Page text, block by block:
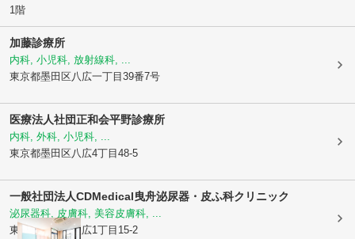
1階
加藤診療所
内科, 小児科, 放射線科, ...
東京都墨田区 八広一丁目39番7号
医療法人社団正和会平野診療所
内科, 外科, 小児科, ...
東京都墨田区 八広4丁目48-5
一般社団法人CDMedical曳舟泌尿器・皮ふ科クリニック
泌尿器科, 皮膚科, 美容皮膚科, ...
東京都墨田区八広1丁目15-2